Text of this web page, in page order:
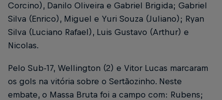
Corcino), Danilo Oliveira e Gabriel Brigida; Gabriel
Silva (Enrico), Miguel e Yuri Souza (Juliano); Ryan
Silva (Luciano Rafael), Luis Gustavo (Arthur) e
Nicolas.
Pelo Sub-17, Wellington (2) e Vitor Lucas marcaram
os gols na vitória sobre o Sertãozinho. Neste
embate, o Massa Bruta foi a campo com: Rubens;